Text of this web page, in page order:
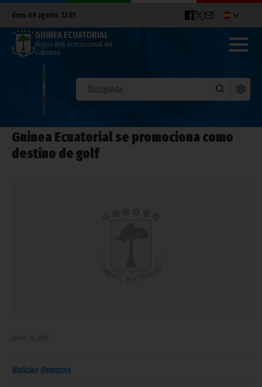
dom. 09 agosto, 12:01
GUINEA ECUATORIAL
Página Web Institucional del
Gobierno
Guinea Ecuatorial se promociona como
destino de golf
junio 25, 2013
Noticias Deportes